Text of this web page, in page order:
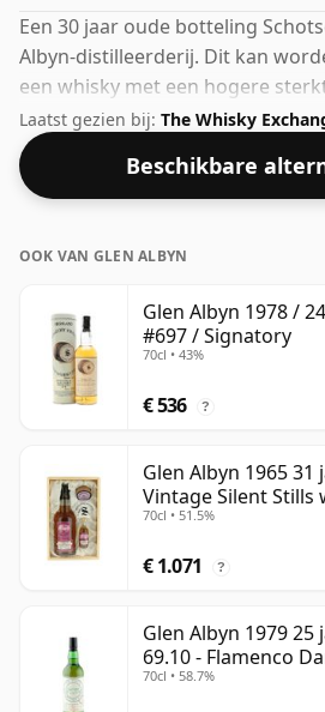
Een 30 jaar oude botteling
Albyn-distilleerderij. Dit kan
een whisky met een hogere
46,7%. Wordt geleverd in de
van 70cl.
Laatst gezien bij: The Whisky
Beschikbare
OOK VAN GLEN ALBYN
Glen Albyn 1978 /
#697 / Signatory
70cl • 43%
€ 536 ?
Glen Albyn 1965
Vintage Silent Stills
70cl • 51.5%
€ 1.071 ?
Glen Albyn 1979 25
69.10 - Flamenco
Legs
70cl • 58.7%